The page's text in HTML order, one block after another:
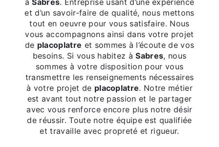
àSabres. Entreprise usant d’une expérience
et d’un savoir-faire de qualité, nous mettons
tout en oeuvre pour vous satisfaire. Nous
vous accompagnons ainsi dans votre projet
de placoplatre et sommes à l’écoute de vos
besoins. Si vous habitez àSabres, nous
sommes à votre disposition pour vous
transmettre les renseignements nécessaires
à votre projet de placoplatre. Notre métier
est avant tout notre passion et le partager
avec vous renforce encore plus notre désir
de réussir. Toute notre équipe est qualifiée
et travaille avec propreté et rigueur.